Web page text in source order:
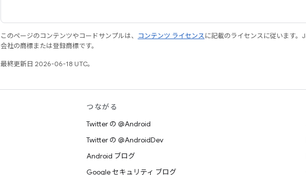
このページのコンテンツやコードサンプルは、 コンテンツ ライセンスに記載のライセンスに従います
会社の商標または登録商標です。
最終更新日 2026-06-18 UTC。
つながる
Twitter の @Android
Twitter の @AndroidDev
Android ブログ
Google セキュリティ ブログ